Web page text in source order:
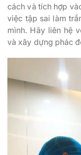
cách và tích hợp
việc tập sai làm
mình. Hãy liên hệ
và xây dựng phác